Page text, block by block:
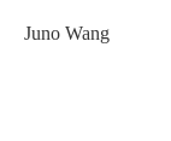
Juno Wang